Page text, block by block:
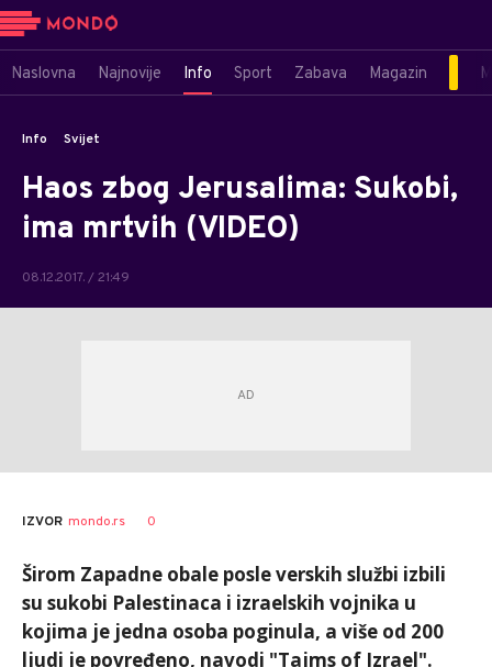
Naslovna Najnovije Info Sport Zabava Magazin
Info Svijet
Haos zbog Jerusalima: Sukobi,
ima mrtvih (VIDEO)
08.12.2017. / 21:49
IZVOR mondo.rs 0
Širom Zapadne obale posle verskih službi izbili
su sukobi Palestinaca i izraelskih vojnika u
kojima je jedna osoba poginula, a više od 200
ljudi je povređeno, navodi "Tajms of Izrael".